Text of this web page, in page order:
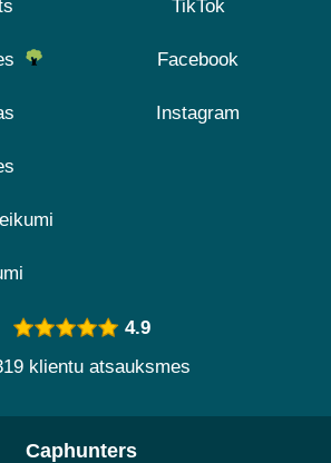
TikTok
Facebook
Instagram
4.9
klientu atsauksmes
Caphunters